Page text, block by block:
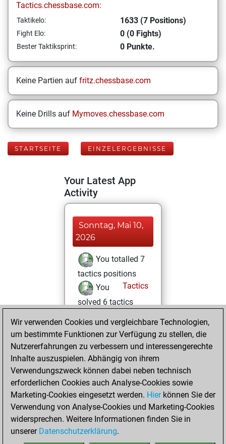
Tactics.chessbase.com:
Taktikelo: 1633 (7 Positions)
Fight Elo: 0 (0 Fights)
Bester Taktiksprint: 0 Punkte.
Keine Partien auf fritz.chessbase.com
Keine Drills auf Mymoves.chessbase.com
STARTSEITE EINZELERGEBNISSE
Your Latest App
Activity
Sonntag, Mai 10,
2026
You totalled 7
tactics positions
Tactics
You
solved 6 tactics
You achieved
an Elo of 1632 in
tactics positions
Sonntag, Juni 1,
2025
You played 1
blitz games
Play
You scored +1
Wir verwenden Cookies und vergleichbare Technologien,
um bestimmte Funktionen zur Verfügung zu stellen, die
Nutzererfahrungen zu verbessern und interessengerechte
Inhalte auszuspielen. Abhängig von ihrem
Verwendungszweck können dabei neben technisch
erforderlichen Cookies auch Analyse-Cookies sowie
Marketing-Cookies eingesetzt werden. Hierkönnen Sie der
Verwendung von Analyse-Cookies und Marketing-Cookies
widersprechen. Weitere Informationen finden Sie in
unserer Datenschutzerklärung.